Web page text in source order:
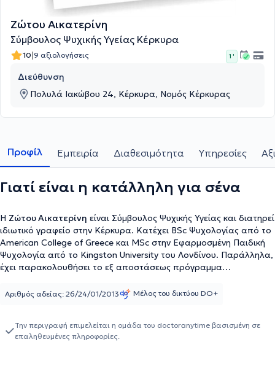
Ζώτου Αικατερίνη
Σύμβουλος Ψυχικής Υγείας Κέρκυρα
10|9 αξιολογήσεις 1 '
Διεύθυνση
Πολυλά Ιακώβου 24, Κέρκυρα, Νομός Κέρκυρας
Προφίλ Εμπειρία Διαθεσιμότητα Υπηρεσίες
Γιατί είναι η κατάλληλη για σένα
Η Ζώτου Αικατερίνη είναι Σύμβουλος Ψυχικής Υγείας και διατηρεί
ιδιωτικό γραφείο στην Κέρκυρα. Κατέχει BSc Ψυχολογίας από το
American College of Greece και MSc στην Εφαρμοσμένη Παιδική
Ψυχολογία από το Kingston University του Λονδίνου. Παράλληλα,
έχει παρακολουθήσει το εξ αποστάσεως πρόγραμμα
Καποδιστριακού Πανεπιστημίου Αθηνών. Επιπλέον, έχει
Γενικού Νοσοκομείου Παίδων "Η Αγία Σοφία". Ακόμη, διαθέτει
επάρκεια χορήγησης των Τεστ Αθηνά (πρώιμη ανίχνευση
Αριθμός αδείας: 26/24/01/2013 Μέλος του δικτύου DO+
Την περιγραφή επιμελείται η ομάδα του doctoranytime βασισμένη σε
επαληθευμένες πληροφορίες.